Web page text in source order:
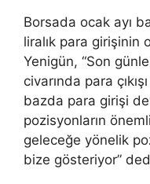
Borsada ocak ayı
liralık para girişinin
Yenigün, “Son
civarında para
bazda para girişi
pozisyonların
geleceğe yönelik
bize gösteriyor”